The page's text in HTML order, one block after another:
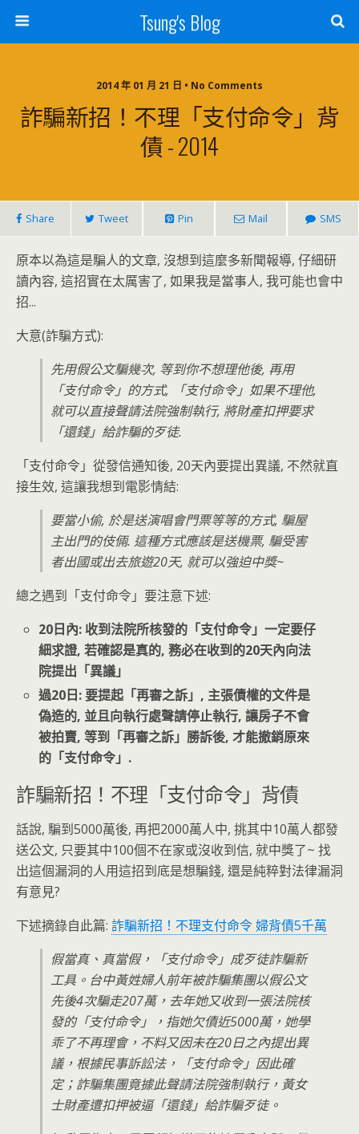
Tsung's Blog
2014 年 01 月 21 日 • No Comments
詐騙新招！不理「支付命令」背
債 - 2014
Share Tweet Pin Mail SMS
原本以為這是騙人的文章, 沒想到這麼多新聞報導, 仔細研
讀內容, 這招實在太厲害了, 如果我是當事人, 我可能也會中
招...
大意(詐騙方式):
先用假公文騙幾次, 等到你不想理他後, 再用
「支付命令」的方式, 「支付命令」如果不理他,
就可以直接聲請法院強制執行, 將財產扣押要求
「還錢」給詐騙的歹徒.
「支付命令」從發信通知後, 20天內要提出異議, 不然就直
接生效, 這讓我想到電影情結:
要當小偷, 於是送演唱會門票等等的方式, 騙屋
主出門的伎倆. 這種方式應該是送機票, 騙受害
者出國或出去旅遊20天, 就可以強迫中獎~
總之遇到「支付命令」要注意下述:
20日內: 收到法院所核發的「支付命令」一定要仔
細求證, 若確認是真的, 務必在收到的20天內向法
院提出「異議」
過20日: 要提起「再審之訴」, 主張債權的文件是
偽造的, 並且向執行處聲請停止執行, 讓房子不會
被拍賣, 等到「再審之訴」勝訴後, 才能撤銷原來
的「支付命令」.
詐騙新招！不理「支付命令」背債
話說, 騙到5000萬後, 再把2000萬人中, 挑其中10萬人都發
送公文, 只要其中100個不在家或沒收到信, 就中獎了~ 找
出這個漏洞的人用這招到底是想騙錢, 還是純粹對法律漏洞
有意見?
下述摘錄自此篇: 詐騙新招！不理支付命令 婦背債5千萬
假當真、真當假，「支付命令」成歹徒詐騙新
工具。台中黃姓婦人前年被詐騙集團以假公文
先後4次騙走207萬，去年她又收到一張法院核
發的「支付命令」，指她欠債近5000萬，她學
乖了不再理會，不料又因未在20日之內提出異
議，根據民事訴訟法，「支付命令」因此確
定；詐騙集團竟據此聲請法院強制執行，黃女
士財產遭扣押被逼「還錢」給詐騙歹徒。